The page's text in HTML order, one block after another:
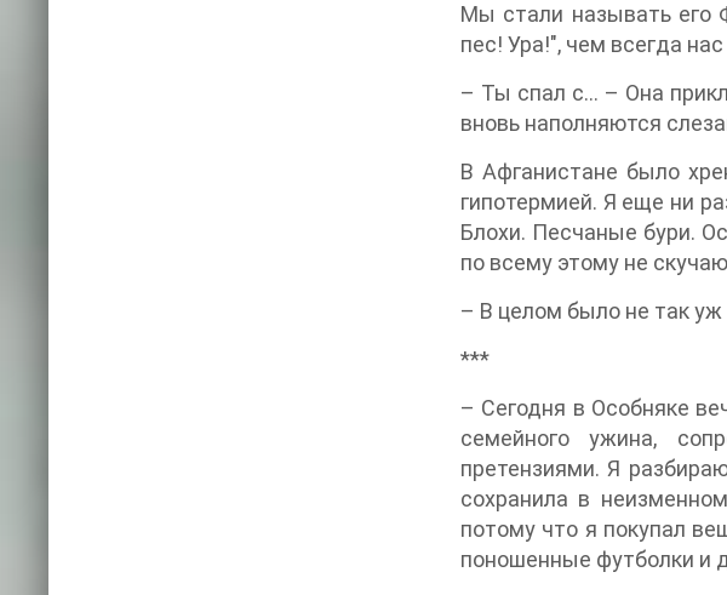
Мы стали называть его
пес! Ура!", чем всегда
– Ты спал с… – Она
вновь наполняются
В Афганистане было
гипотермией. Я еще ни
Блохи. Песчаные бури.
по всему этому не
– В целом было не так уж
***
– Сегодня в Особняке
семейного ужина,
претензиями. Я
сохранила в
потому что я покупал
поношенные футболки